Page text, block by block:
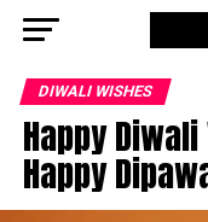
DIWALI WISHES
Happy
Happy